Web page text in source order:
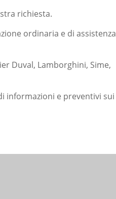
richiesta.
ordinaria e di assistenza
Duval, Lamborghini, Sime,
informazioni e preventivi sui